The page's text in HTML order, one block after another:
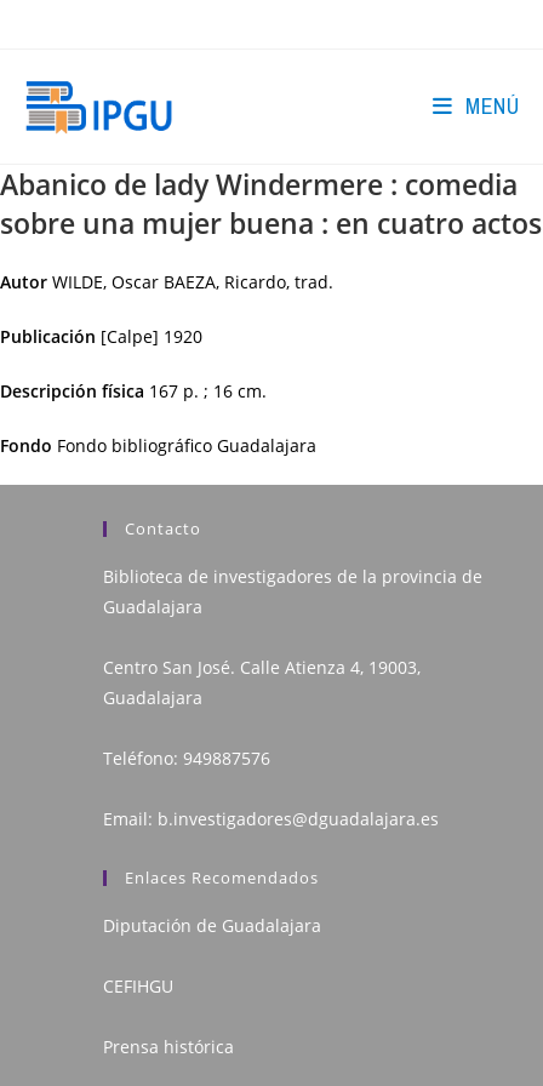
MENÚ
Abanico de lady Windermere : comedia
sobre una mujer buena : en cuatro actos
Autor WILDE, Oscar BAEZA, Ricardo, trad.
Publicación [Calpe] 1920
Descripción física 167 p. ; 16 cm.
Fondo Fondo bibliográfico Guadalajara
Contacto
Biblioteca de investigadores de la provincia de
Guadalajara
Centro San José. Calle Atienza 4, 19003,
Guadalajara
Teléfono: 949887576
Email: b.investigadores@dguadalajara.es
Enlaces Recomendados
Diputación de Guadalajara
CEFIHGU
Prensa histórica